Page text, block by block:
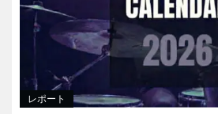
レポート